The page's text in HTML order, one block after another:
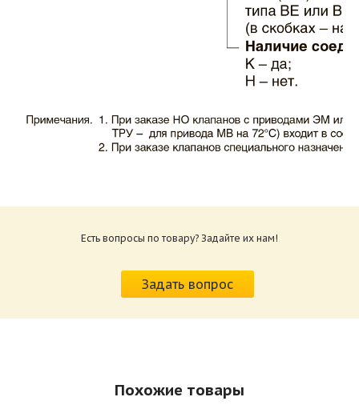
ВИНГС-М КЛОП-1.pdf
приводов КЛОП-1.pdf
Размер: 520.36 Кб
Есть вопросы по товару? Задайте их нам!
Задать вопрос
Похожие товары